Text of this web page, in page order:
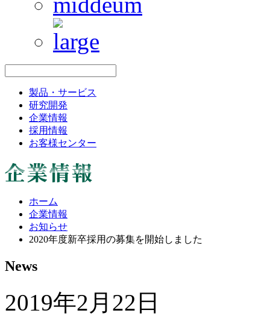
製品・サービス
研究開発
企業情報
採用情報
お客様センター
ホーム
企業情報
お知らせ
2020年度新卒採用の募集を開始しました
News
2019年2月22日